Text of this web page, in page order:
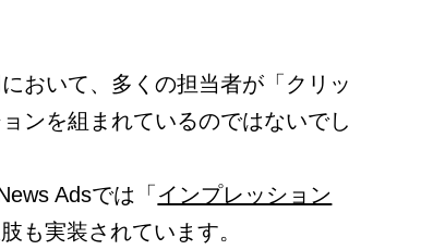
おいて、多くの担当者が「クリッ
ンを組まれているのではないでし
Adsでは「 インプレッション
も実装されています。